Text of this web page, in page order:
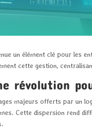
un élément clé pour les
cette gestion,
révolution
majeurs offerts par un
Cette dispersion rend